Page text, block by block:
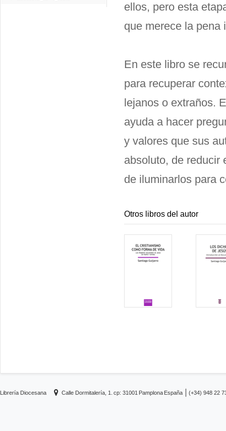
ellos, pero esta
que merece la pena
En este libro se
para recuperar
lejanos o extraños.
ayuda a hacer
y valores que sus
absoluto, de reducir
de iluminarlos para
Otros libros del autor
Librería Diocesana Calle Dormitalería, 1. cp: 31001 Pamplona España (+34) 948 22